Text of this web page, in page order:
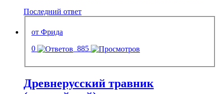
Последний ответ
от Фрида
0
885
Древнерусский травник